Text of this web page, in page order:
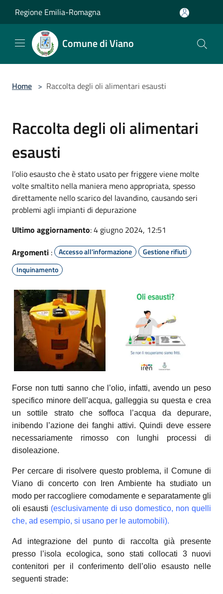
Regione Emilia-Romagna
Comune di Viano
Home > Raccolta degli oli alimentari esausti
Raccolta degli oli alimentari
esausti
l’olio esausto che è stato usato per friggere viene molte
volte smaltito nella maniera meno appropriata, spesso
direttamente nello scarico del lavandino, causando seri
problemi agli impianti di depurazione
Ultimo aggiornamento: 4 giugno 2024, 12:51
Argomenti : Accesso all'informazione
Gestione rifiuti
Inquinamento
Forse non tutti sanno che l’olio, infatti, avendo un peso
specifico minore dell’acqua, galleggia su questa e crea
un sottile strato che soffoca l’acqua da depurare,
inibendo l’azione dei fanghi attivi. Quindi deve essere
necessariamente rimosso con lunghi processi di
disoleazione.
Per cercare di risolvere questo problema, il Comune di
Viano di concerto con Iren Ambiente ha studiato un
modo per raccogliere comodamente e separatamente gli
oli esausti (esclusivamente di uso domestico, non quelli
che, ad esempio, si usano per le automobili).
Ad integrazione del
punto di raccolta già presente
presso l’isola ecologica, sono stati collocati 3 nuovi
contenitori per il conferimento dell’olio esausto nelle
seguenti strade: